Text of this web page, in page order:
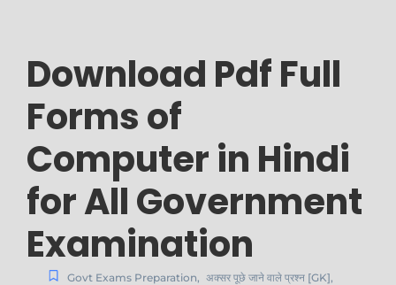
Download Pdf Full
Forms of
Computer in Hindi
for All Government
Examination
Govt Exams Preparation, अक्सर पूछे जाने वाले प्रश्न [GK],